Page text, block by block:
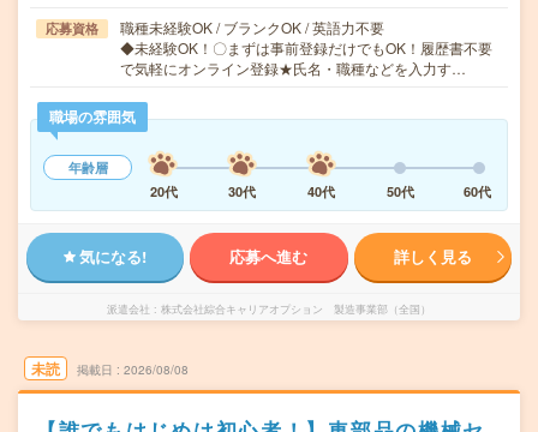
応募資格
職種未経験OK / ブランクOK / 英語力不要
◆未経験OK！〇まずは事前登録だけでもOK！履歴書不要
で気軽にオンライン登録★氏名・職種などを入力す…
職場の雰囲気
年齢層
20代
30代 40代 50代 60代
気になる! 応募へ進む 詳しく見る
派遣会社 株式会社綜合キャリアオプション 製造事業部（全国）
未読 掲載日 2026/08/08